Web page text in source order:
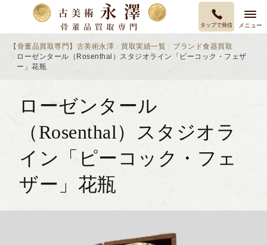
タップで発信 メニュー
【骨董品買取専門】古美術永澤 買取実績一覧
ブランド食器買取
ローゼンタール（Rosenthal）スタジオライン「ピーコック・フェザ
ー」花瓶
ローゼンタール
（Rosenthal）スタジオラ
イン「ピーコック・フェ
ザー」花瓶